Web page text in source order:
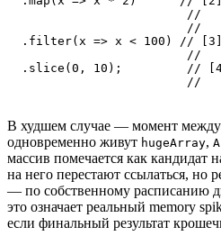
//
//
.filter(x => x < 100) //
//
.slice(0, 10);         //
В худшем случае — момент
одновременно живут hugeArray, A
массив помечается как кандидат
на него перестают ссылаться, но
— по собственному расписанию
это означает реальный memory
если финальный результат